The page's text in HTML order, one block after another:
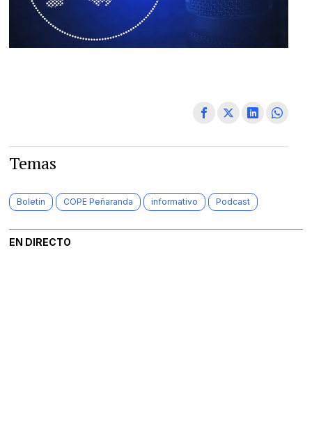
Temas
Boletín COPE Peñaranda informativo Podcast
EN DIRECTO